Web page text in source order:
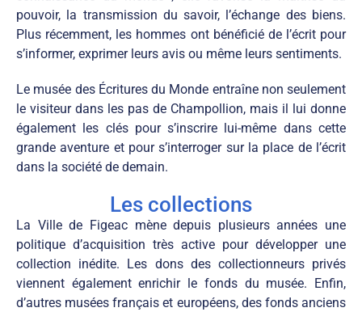
pouvoir, la transmission du savoir, l’échange des biens.
Plus récemment, les hommes ont bénéficié de l’écrit pour
s’informer, exprimer leurs avis ou même leurs sentiments.
Le musée des Écritures du Monde entraîne non seulement
le visiteur dans les pas de Champollion, mais il lui donne
également les clés pour s’inscrire lui-même dans cette
grande aventure et pour s’interroger sur la place de l’écrit
dans la société de demain.
Les collections
La Ville de Figeac mène depuis plusieurs années une
politique d’acquisition très active pour développer une
collection inédite. Les dons des collectionneurs privés
viennent également enrichir le fonds du musée. Enfin,
d’autres musées français et européens, des fonds anciens